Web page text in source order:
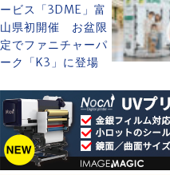
ービス「3DME」富
山県初開催 お盆限
定でファニチャーパ
ーク「K3」に登場